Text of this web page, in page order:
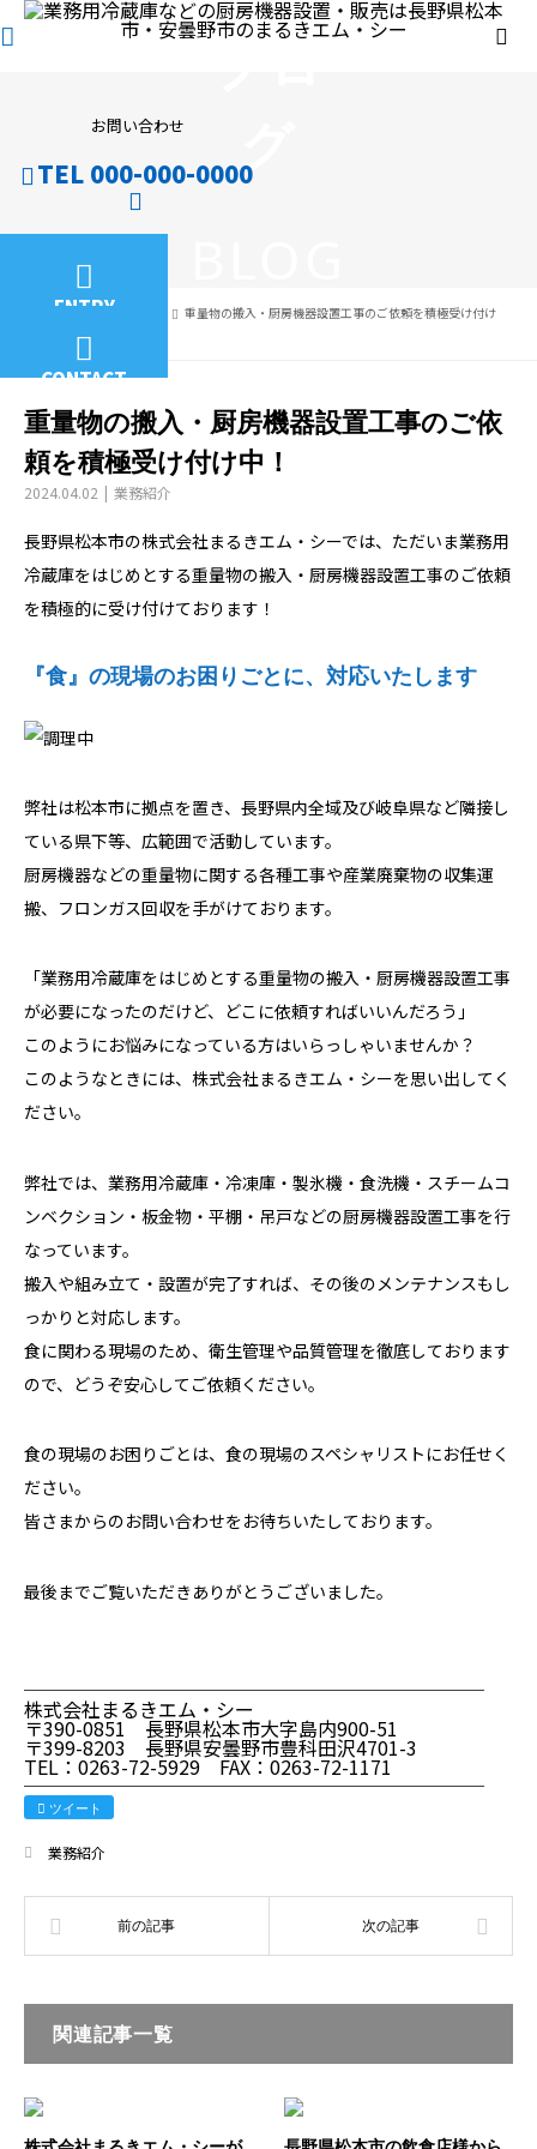
お問い合わせ
TEL 000-000-0000
ENTRY
CONTACT
重量物の搬入・厨房機器設置工事のご依頼を積極受け付け
重量物の搬入・厨房機器設置工事のご依
頼を積極受け付け中！
2024.04.02 業務紹介
長野県松本市の株式会社まるきエム・シーでは、ただいま業務用
冷蔵庫をはじめとする重量物の搬入・厨房機器設置工事のご依頼
を積極的に受け付けております！
『食』の現場のお困りごとに、対応いたします
弊社は松本市に拠点を置き、長野県内全域及び岐阜県など隣接し
ている県下等、広範囲で活動しています。
厨房機器などの重量物に関する各種工事や産業廃棄物の収集運
搬、フロンガス回収を手がけております。
「業務用冷蔵庫をはじめとする重量物の搬入・厨房機器設置工事
が必要になったのだけど、どこに依頼すればいいんだろう」
このようにお悩みになっている方はいらっしゃいませんか？
このようなときには、株式会社まるきエム・シーを思い出してく
ださい。
弊社では、業務用冷蔵庫・冷凍庫・製氷機・食洗機・スチームコ
ンベクション・板金物・平棚・吊戸などの厨房機器設置工事を行
なっています。
搬入や組み立て・設置が完了すれば、その後のメンテナンスもし
っかりと対応します。
食に関わる現場のため、衛生管理や品質管理を徹底しております
ので、どうぞ安心してご依頼ください。
食の現場のお困りごとは、食の現場のスペシャリストにお任せく
ださい。
皆さまからのお問い合わせをお待ちいたしております。
最後までご覧いただきありがとうございました。
────────────────────────
株式会社まるきエム・シー
〒390-0851 長野県松本市大字島内900-51
〒399-8203 長野県安曇野市豊科田沢4701-3
TEL：0263-72-5929 FAX：0263-72-1171
────────────────────────
ツイート
業務紹介
関連記事一覧